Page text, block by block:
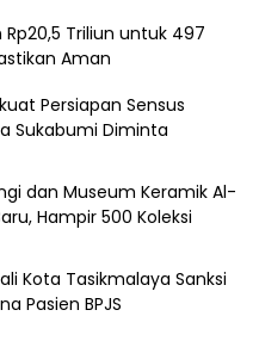
Triliun untuk 497
Aman
Persiapan Sensus
Sukabumi Diminta
dan Museum Keramik Al-
Hampir 500 Koleksi
Kota Tasikmalaya Sanksi
Pasien BPJS